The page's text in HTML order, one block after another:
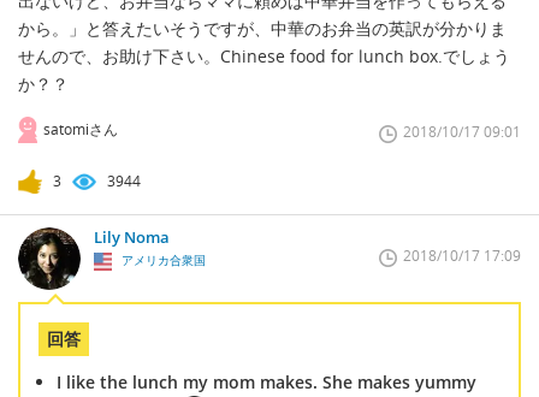
から。」と答えたいそうですが、中華のお弁当の英訳が分かりま
せんので、お助け下さい。Chinese food for lunch box.でしょう
か？？
satomiさん 2018/10/17 09:01
3 3944
Lily Noma
アメリカ合衆国 2018/10/17 17:09
回答
I like the lunch my mom makes. She makes yummy